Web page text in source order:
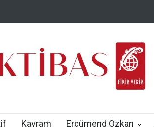
Kavram Ercümend Özkan